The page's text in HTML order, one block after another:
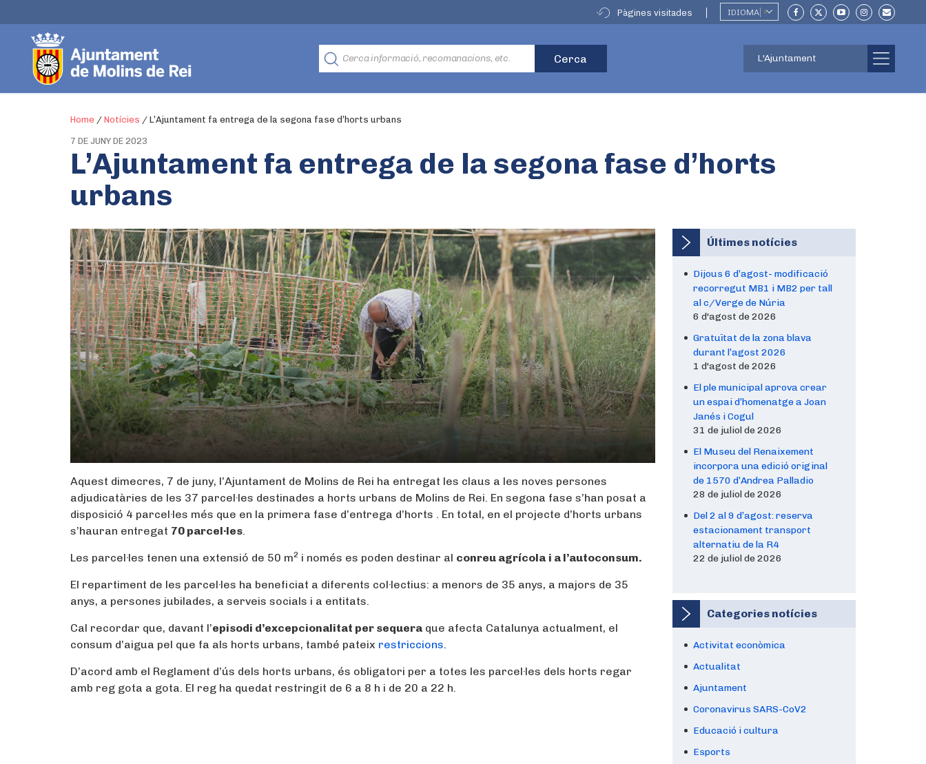
Pàgines visitades IDIOMA ▼
L'Ajuntament
Home / Notícies / L’Ajuntament fa entrega de la segona fase d’horts urbans
7 DE JUNY DE 2023
L’Ajuntament fa entrega de la segona fase d’horts
urbans
Aquest dimecres, 7 de juny, l’Ajuntament de Molins de Rei ha entregat les claus a les noves persones
adjudicatàries de les 37 parcel·les destinades a horts urbans de Molins de Rei. En segona fase s’han posat a
disposició 4 parcel·les més que en la primera fase d’entrega d’horts . En total, en el projecte d’horts urbans
s’hauran entregat 70 parcel·les.
Les parcel·les tenen una extensió de 50 m2 i només es poden destinar al conreu agrícola i a l’autoconsum.
El repartiment de les parcel·les ha beneficiat a diferents col·lectius: a menors de 35 anys, a majors de 35
anys, a persones jubilades, a serveis socials i a entitats.
Cal recordar que, davant l’episodi d’excepcionalitat per sequera que afecta Catalunya actualment, el
consum d’aigua pel que fa als horts urbans, també pateix restriccions.
D’acord amb el Reglament d’ús dels horts urbans, és obligatori per a totes les parcel·les dels horts regar
amb reg gota a gota. El reg ha quedat restringit de 6 a 8 h i de 20 a 22 h.
Últimes notícies
Dijous 6 d’agost- modificació
recorregut MB1 i MB2 per tall
al c/Verge de Núria
6 d'agost de 2026
Gratuïtat de la zona blava
durant l’agost 2026
1 d'agost de 2026
El ple municipal aprova crear
un espai d’homenatge a Joan
Janés i Cogul
31 de juliol de 2026
El Museu del Renaixement
incorpora una edició original
de 1570 d’Andrea Palladio
28 de juliol de 2026
Del 2 al 9 d’agost: reserva
estacionament transport
alternatiu de la R4
22 de juliol de 2026
Categories notícies
Activitat econòmica
Actualitat
Ajuntament
Coronavirus SARS-CoV2
Educació i cultura
Esports